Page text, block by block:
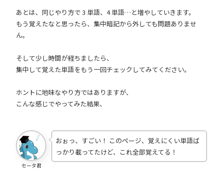
あとは、同じやり方で 3 単語、4 単語…と増やしていきます。
もう覚えたなと思ったら、集中暗記から外しても問題ありませ
ん。
そして少し時間が経ちましたら、
集中して覚えた単語をもう一回チェックしてみてください。
ホントに地味なやり方ではありますが、
こんな感じでやってみた結果、
セータ君
おぉっ、すごい！ このページ、覚えにくい単語ば
っかり載ってたけど、これ全部覚えてる！